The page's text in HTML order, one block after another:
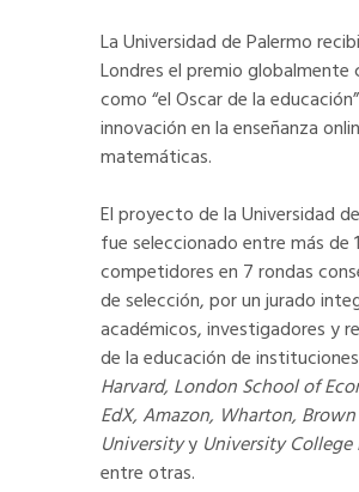
La Universidad de Palermo
Londres el premio globalmente
como “el Oscar de la
innovación en la enseñanza
matemáticas.
El proyecto de la Universidad
fue seleccionado entre más de
competidores en 7 rondas
de selección, por un jurado
académicos, investigadores y
de la educación de
Harvard, London School of
EdX, Amazon, Wharton, Brown
Universityy University
entre otras.